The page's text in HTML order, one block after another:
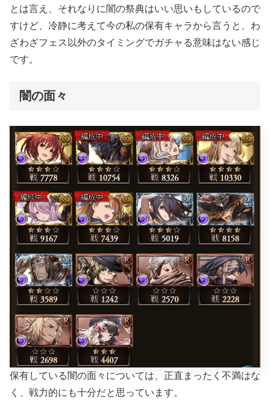
とは言え、それなりに闇の祭典はいい思いもしているので
すけど、冷静に考えて今の私の保有キャラから言うと、わ
ざわざフェス以外のタイミングでガチャる意味はない感じ
です。
闇の面々
保有している闇の面々については、正直まったく不満はな
く、戦力的にも十分だと思っています。